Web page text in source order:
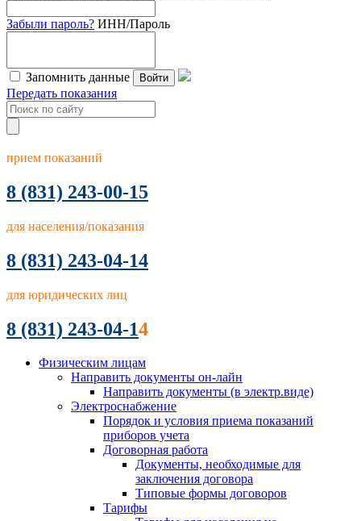
Забыли пароль? ИНН/Пароль
Запомнить данные Войти
Передать показания
прием показаний
8 (831) 243-00-15
для населения/показания
8 (831) 243-04-14
для юридических лиц
8 (831) 243-04-14
Физическим лицам
Направить документы он-лайн
Направить документы (в электр.виде)
Электроснабжение
Порядок и условия приема показаний
приборов учета
Договорная работа
Документы, необходимые для
заключения договора
Типовые формы договоров
Тарифы